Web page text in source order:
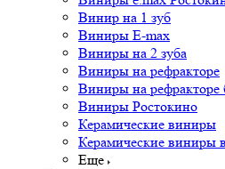
Винир на 1 зуб
Виниры E-max
Виниры на 2 зуба
Виниры на рефракторе
Виниры на рефракторе
Виниры Ростокино
Керамические виниры
Керамические виниры
Еще